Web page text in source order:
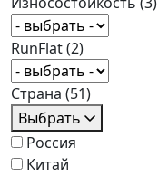
RunFlat(2)
Страна (51)
Выбрать
Россия
Китай